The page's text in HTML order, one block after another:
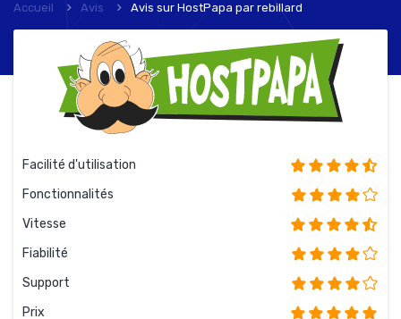
Accueil Avis Avis sur HostPapa par rebillard
Facilité d'utilisation
Fonctionnalités
Vitesse
Fiabilité
Support
Prix